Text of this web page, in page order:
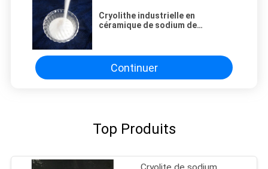
Cryolithe industrielle en
céramique de sodium de
Continuer
Top Produits